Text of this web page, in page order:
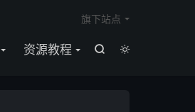


资源教程
旗下站点